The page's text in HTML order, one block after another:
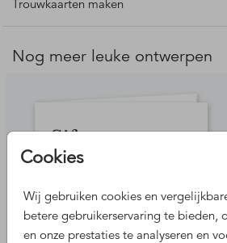
Cookies
Wij gebruiken cookies en
betere gebruikerservaring te bieden,
en onze prestaties te analyseren en
Trouwkaarten maken
Nog meer leuke ontwerpen